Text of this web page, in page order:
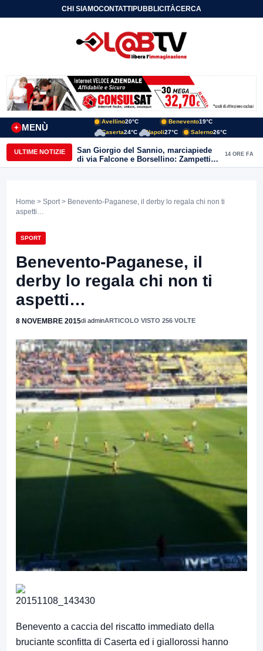
CHI SIAMOCONTATTIPUBBLICITÀCERCA
MENÙ
+
Avellino20°C Benevento19°C
Caserta24°C Napoli27°C Salerno26°C
ULTIME NOTIZIE
San Giorgio del Sannio, marciapiede
di via Falcone e Borsellino: Zampetti e
Lombardi replicano alle polemiche
14 ORE FA
Home > Sport > Benevento-Paganese, il derby lo regala chi non ti
aspetti…
SPORT
Benevento-Paganese, il
derby lo regala chi non ti
aspetti…
8 NOVEMBRE 2015di adminARTICOLO VISTO 256 VOLTE
Benevento a caccia del riscatto immediato della
bruciante sconfitta di Caserta ed i giallorossi hanno